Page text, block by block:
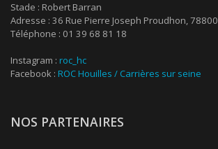
Stade : Robert Barran
Adresse : 36 Rue Pierre Joseph Proudhon,
Téléphone : 01 39 68 81 18
Instagram : roc_hc
Facebook : ROC Houilles / Carrières sur seine
NOS PARTENAIRES